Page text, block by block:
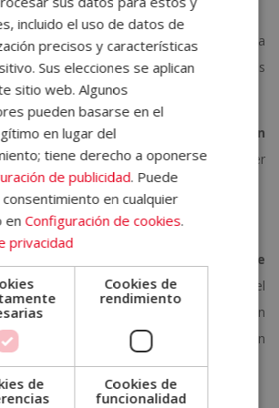
planificar el encuentro adaptado a
comparar y extraer conclusiones
cuenta que los procesos de selección
pruebas y cuestionarios para conocer
dar en el clavo.
fases del proceso de selección de
no puede faltarle el seguimiento del
desempeño, compromiso y satisfacción
máxima demostración de que su elección
incluido el uso de datos de
precisos y características
Sus elecciones se aplican
sitio web. Algunos
pueden basarse en el
en lugar del
tiene derecho a oponerse
de publicidad. Puede
en cualquier
enConfiguración de cookies.
privacidad
Cookies de
rendimiento
de
Cookies de
funcionalidad